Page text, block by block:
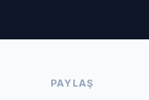
PAYLAŞ